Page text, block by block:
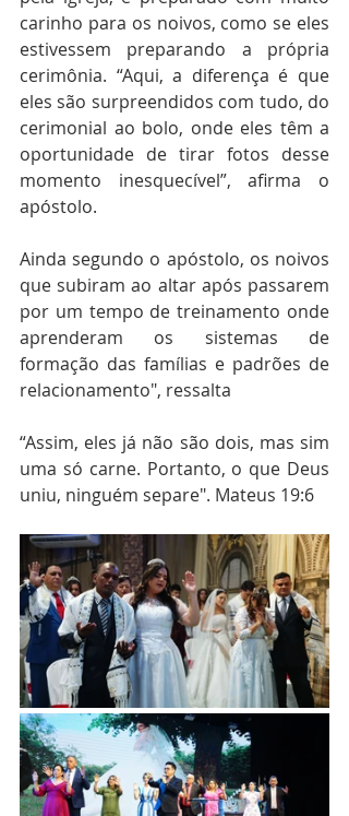
carinho para os noivos, como se eles
estivessem preparando a própria
cerimônia. “Aqui, a diferença é que
eles são surpreendidos com tudo, do
cerimonial ao bolo, onde eles têm a
oportunidade de tirar fotos desse
momento inesquecível”, afirma o
apóstolo.
Ainda segundo o apóstolo, os noivos
que subiram ao altar após passarem
por um tempo de treinamento onde
aprenderam os sistemas de
formação das famílias e padrões de
relacionamento", ressalta
“Assim, eles já não são dois, mas sim
uma só carne. Portanto, o que Deus
uniu, ninguém separe". Mateus 19:6